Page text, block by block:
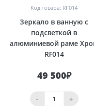
Код товара: RF014
Зеркало в ванную с
подсветкой в
алюминиевой раме
RF014
49 500₽
- +